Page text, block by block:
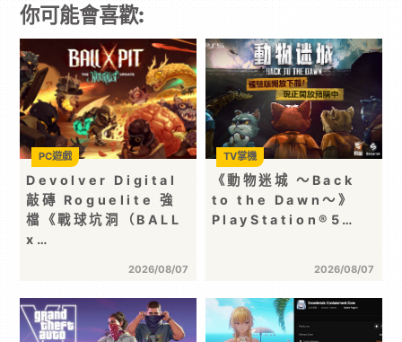
你可能會喜歡:
Devolver Digital
敲磚 Roguelite 強
檔《戰球坑洞（BALL
x…
2026/08/07
PC遊戲
《動物迷城 ～Back
to the Dawn～》
PlayStation®5…
2026/08/07
TV掌機